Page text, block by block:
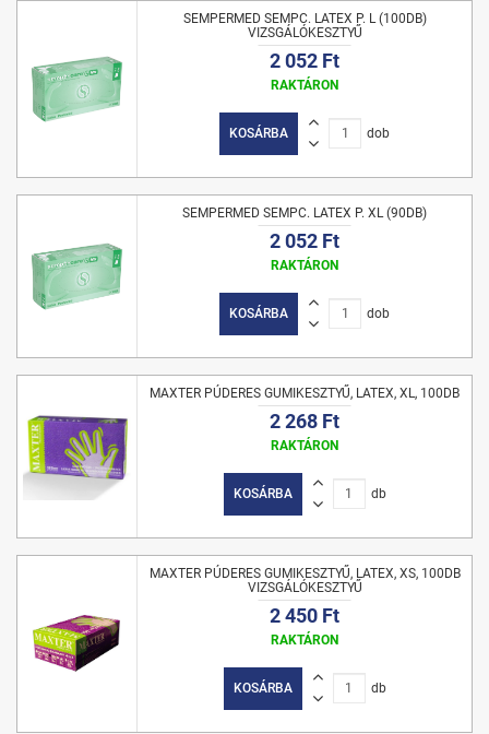
SEMPERMED SEMPC. LATEX P. L (100DB)
VIZSGÁLÓKESZTYŰ
2 052 Ft
RAKTÁRON
KOSÁRBA dob
SEMPERMED SEMPC. LATEX P. XL (90DB)
2 052 Ft
RAKTÁRON
KOSÁRBA dob
MAXTER PÚDERES GUMIKESZTYŰ, LATEX, XL, 100DB
2 268 Ft
RAKTÁRON
KOSÁRBA db
MAXTER PÚDERES GUMIKESZTYŰ, LATEX, XS, 100DB
VIZSGÁLÓKESZTYŰ
2 450 Ft
RAKTÁRON
KOSÁRBA db